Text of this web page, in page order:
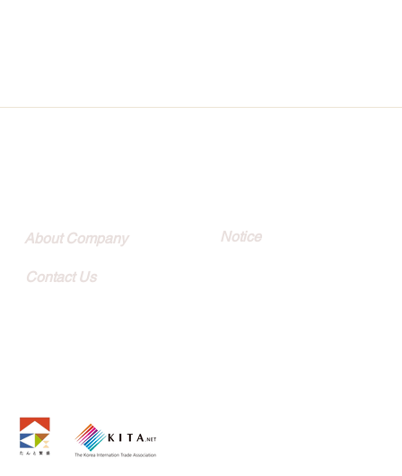
About Company Notice
Contact Us